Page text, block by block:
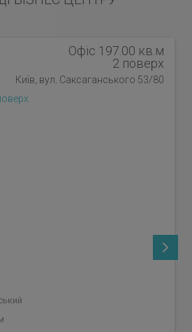
Офіс 197.00 кв.м
2 поверх
Київ, вул. Саксаганського 53/80